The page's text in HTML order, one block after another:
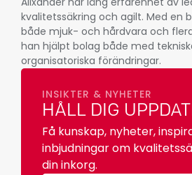
kvalitetssäkring och agilt. Med en
både mjuk- och hårdvara och
han hjälpt bolag både med
organisatoriska förändringar.
INSIKTER & NYHETER
HÅLL DIG
Få kunskap, nyheter,
inbjudningar om
din inkorg.